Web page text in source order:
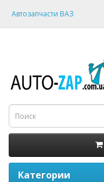
Автозапчасти ВАЗ
Категории